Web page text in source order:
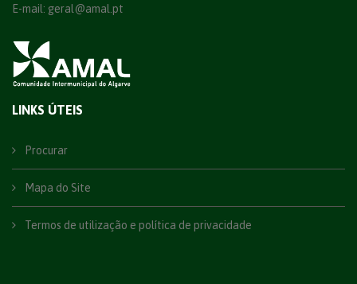
E-mail: geral@amal.pt
LINKS ÚTEIS
Procurar
Mapa do Site
Termos de utilização e política de privacidade